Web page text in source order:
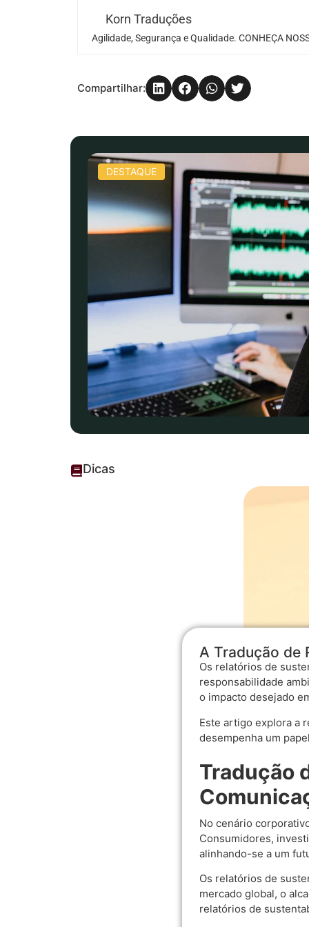
Korn Traduções
Agilidade, Segurança e Qualidade. CONHEÇA
Compartilhar:
DESTAQUE
Dicas
A Tradução de
Os relatórios de
responsabilidade
o impacto desejado
Este artigo explora a
desempenha um
Tradução
No cenário
Consumidores,
alinhando-se a um
Os relatórios de
mercado global, o
relatórios de